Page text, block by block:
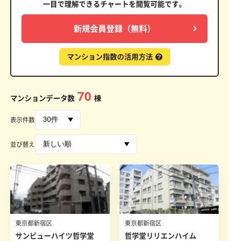
一目で理解できるチャートを閲覧可能です。
新規会員登録（無料）
マンション指数の活用方法
マンションデータ数 70 棟
表示件数
並び替え
東京都新宿区
サンビューハイツ哲学堂
東京都新宿区
哲学堂リリエンハイム